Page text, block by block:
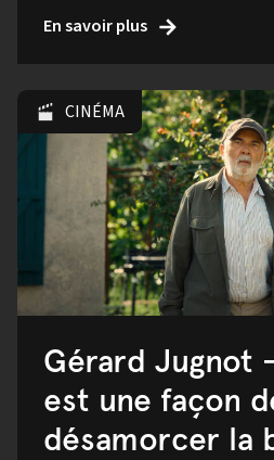
En savoir plus
CINÉMA
Gérard Jugnot
est une façon
désamorcer la